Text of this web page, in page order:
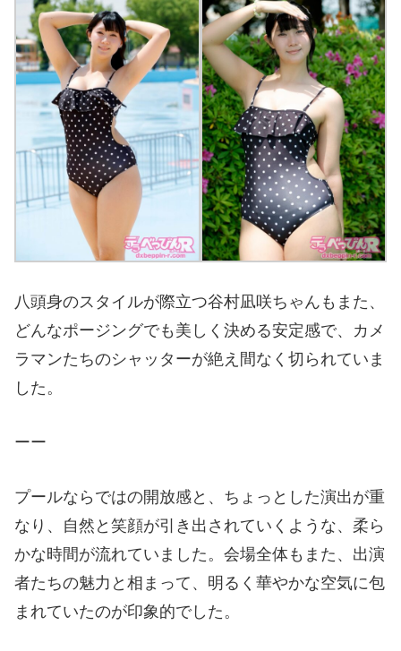
八頭身のスタイルが際立つ谷村凪咲ちゃんもまた、
どんなポージングでも美しく決める安定感で、カメ
ラマンたちのシャッターが絶え間なく切られていま
した。
ーー
プールならではの開放感と、ちょっとした演出が重
なり、自然と笑顔が引き出されていくような、柔ら
かな時間が流れていました。会場全体もまた、出演
者たちの魅力と相まって、明るく華やかな空気に包
まれていたのが印象的でした。